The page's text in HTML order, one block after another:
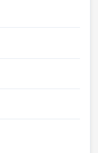
일 브러시 등 알루미
및 문 액세서리 준비
테이너는 최대 중량
및 배송 비용뿐만
있습니다.